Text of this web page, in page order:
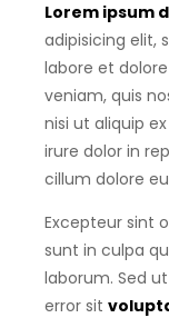
Lorem ipsum
adipisicing elit,
labore et
veniam, quis
nisi ut aliquip
irure dolor in
cillum dolore
Excepteur sint
sunt in culpa
laborum. Sed
error sit